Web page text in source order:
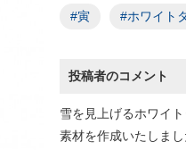
#寅 #ホワイト
投稿者のコメント
雪を見上げるホワイ
素材を作成いたしまし